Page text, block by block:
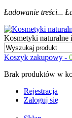
Ładowanie treści...
Kosmetyki naturalne
Koszyk zakupowy -
Brak produktów w
Rejestracja
Zaloguj się